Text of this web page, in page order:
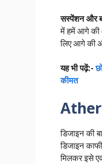
सस्पेंशन और
में हमें आगे की
लिए आगे की
यह भी पढ़ें:-
कीमत
डिजाइन की
डिजाइन
मिलकर इसे